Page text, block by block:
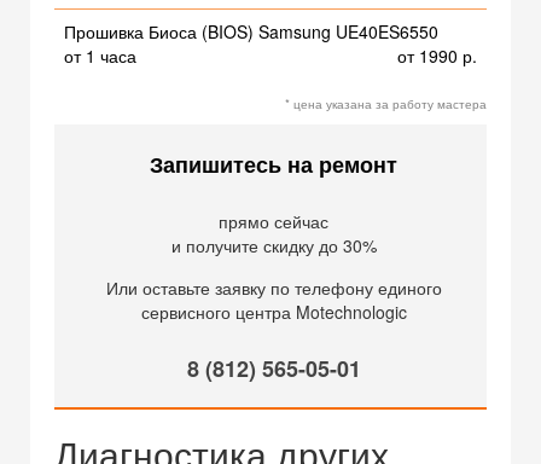
Прошивка Биоса (BIOS) Samsung UE40ES6550
от 1 часа
от 1990 р.
* цена указана за работу мастера
Запишитесь на ремонт
прямо сейчас
и получите скидку до 30%
Или оставьте заявку по телефону единого
сервисного центра Motechnologic
8 (812) 565-05-01